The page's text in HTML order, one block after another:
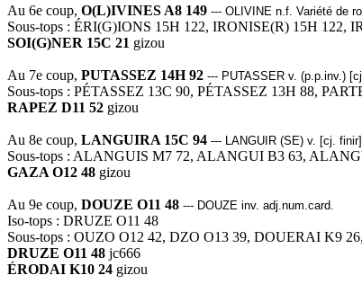
Au 6e coup, O(L)IVINES A8 149 --- OLIVINE n.f. Variété de
Sous-tops : ÉRI(G)IONS 15H 122, IRONISE(R) 15H 122,
SOI(G)NER 15C 21 gizou
Au 7e coup, PUTASSEZ 14H 92 --- PUTASSER v. (p.p.inv.)
Sous-tops : PÉTASSEZ 13C 90, PÉTASSEZ 13H 88,
RAPEZ D11 52 gizou
Au 8e coup, LANGUIRA 15C 94 --- LANGUIR (SE) v. [cj.
Sous-tops : ALANGUIS M7 72, ALANGUI B3 63,
GAZA O12 48 gizou
Au 9e coup, DOUZE O11 48 --- DOUZE inv. adj.num.card.
Iso-tops : DRUZE O11 48
Sous-tops : OUZO O12 42, DZO O13 39, DOUERAI K9
DRUZE O11 48 jc666
ÉRODAI K10 24 gizou